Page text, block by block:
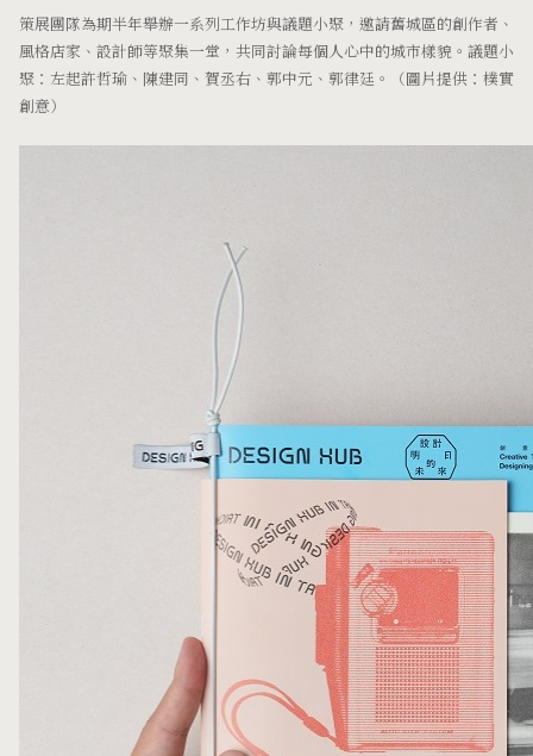
策展團隊為期半年舉辦一系列工作坊與議題小聚，邀請舊城區的創作者、
風格店家、設計師等聚集一堂，共同討論每個人心中的城市樣貌。議題小
聚：左起許哲瑜、陳建同、賀丞右、郭中元、郭律廷。（圖片提供：樸實
創意）